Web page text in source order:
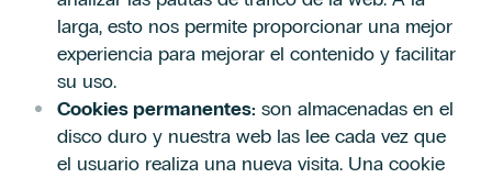
larga, esto nos permite proporcionar una mejor
experiencia para mejorar el contenido y facilitar
su uso.
Cookies permanentes: son almacenadas en el
disco duro y nuestra web las lee cada vez que
el usuario realiza una nueva visita. Una cookie